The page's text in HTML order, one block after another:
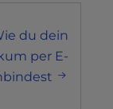
du dein
per E-